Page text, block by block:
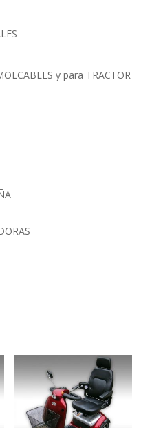
y para TRACTOR